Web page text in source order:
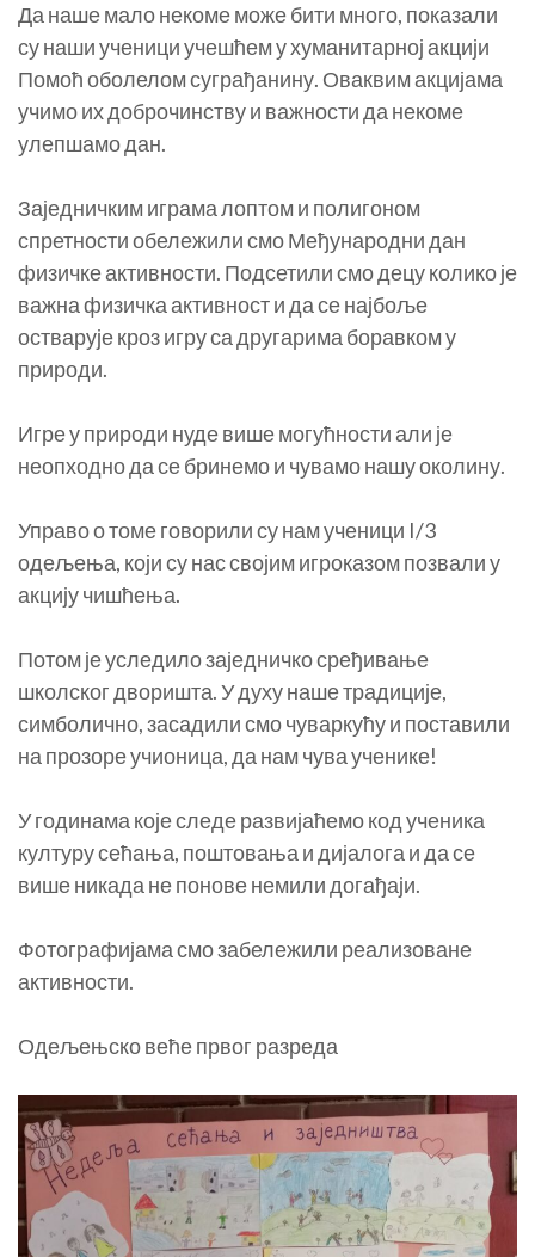
Да наше мало некоме може бити много, показали
су наши ученици учешћем у хуманитарној акцији
Помоћ оболелом суграђанину. Оваквим акцијама
учимо их доброчинству и важности да некоме
улепшамо дан.
Заједничким играма лоптом и полигоном
спретности обележили смо Међународни дан
физичке активности. Подсетили смо децу колико је
важна физичка активност и да се најбоље
остварује кроз игру са другарима боравком у
природи.
Игре у природи нуде више могућности али је
неопходно да се бринемо и чувамо нашу околину.
Управо о томе говорили су нам ученици I/3
одељења, који су нас својим игроказом позвали у
акцију чишћења.
Потом је уследило заједничко сређивање
школског дворишта. У духу наше традиције,
симболично, засадили смо чуваркућу и поставили
на прозоре учионица, да нам чува ученике!
У годинама које следе развијаћемо код ученика
културу сећања, поштовања и дијалога и да се
више никада не понове немили догађаји.
Фотографијама смо забележили реализоване
активности.
Одељењско веће првог разреда